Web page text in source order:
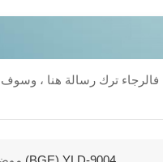
، فالرجاء ترك رسالة هنا ،